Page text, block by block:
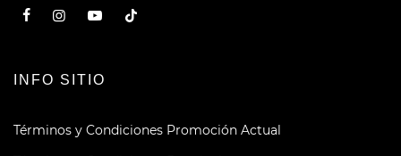
INFO SITIO
Términos y Condiciones Promoción Actual